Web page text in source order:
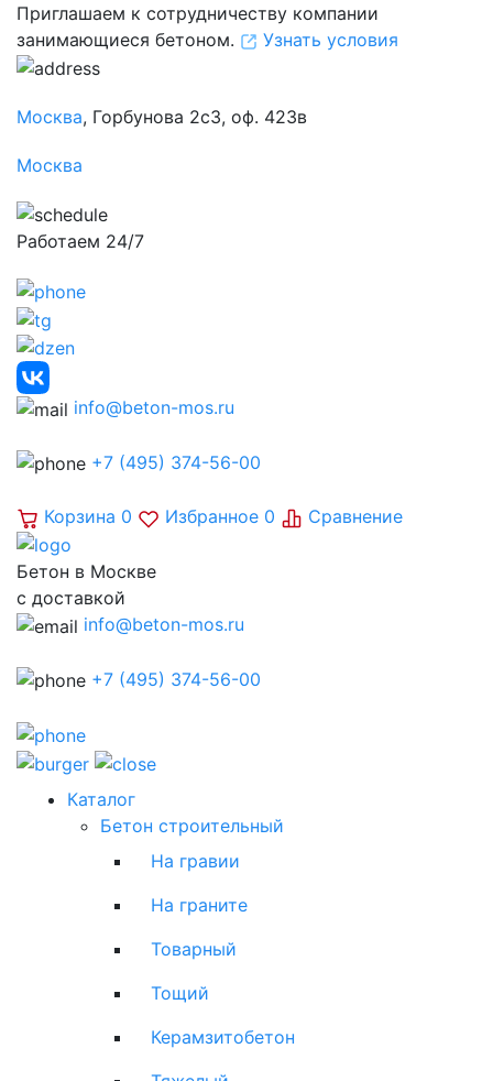
Приглашаем к сотрудничеству компании
занимающиеся бетоном.
Узнать условия
Москва, Горбунова 2с3, оф. 423в
Москва
Работаем 24/7
info@beton-mos.ru
+7 (495) 374-56-00
Корзина 0 Избранное 0 Сравнение
Бетон в Москве
с доставкой
info@beton-mos.ru
+7 (495) 374-56-00
Каталог
Бетон строительный
На гравии
На граните
Товарный
Тощий
Керамзитобетон